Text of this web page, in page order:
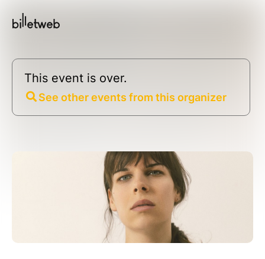
This event is over.
See other events from this organizer